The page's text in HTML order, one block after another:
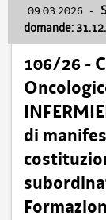
09.03.2026 -
domande:
106/26 -
di